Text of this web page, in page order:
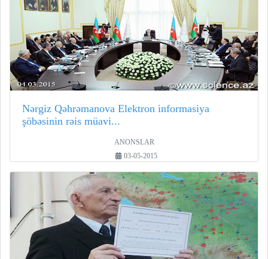
Nərgiz Qəhrəmanova Elektron informasiya
şöbəsinin rəis müavi...
ANONSLAR
03-05-2015